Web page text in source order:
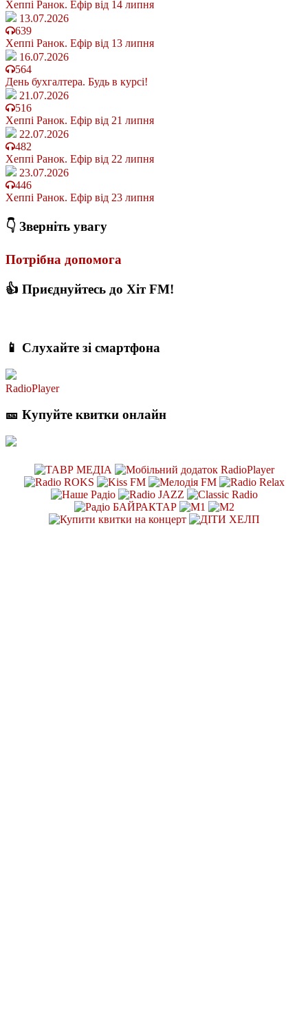
Хеппі Ранок. Ефір від 14 липня
13.07.2026
639
Хеппі Ранок. Ефір від 13 липня
16.07.2026
564
День бухгалтера. Будь в курсі!
21.07.2026
516
Хеппі Ранок. Ефір від 21 липня
22.07.2026
482
Хеппі Ранок. Ефір від 22 липня
23.07.2026
446
Хеппі Ранок. Ефір від 23 липня
👇 Зверніть увагу
Потрібна допомога
👍 Приєднуйтесь до Хіт FM!
📱 Слухайте зі смартфона
RadioPlayer
🎫 Купуйте квитки онлайн